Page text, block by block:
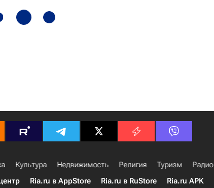
Культура Недвижимость Религия Туризм Радио
Ria.ru в AppStore Ria.ru в RuStore Ria.ru APK